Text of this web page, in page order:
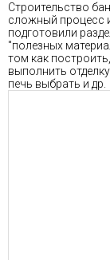
Строительство
сложный процесс
подготовили
"полезных
том как построить,
выполнить
печь выбрать и др.